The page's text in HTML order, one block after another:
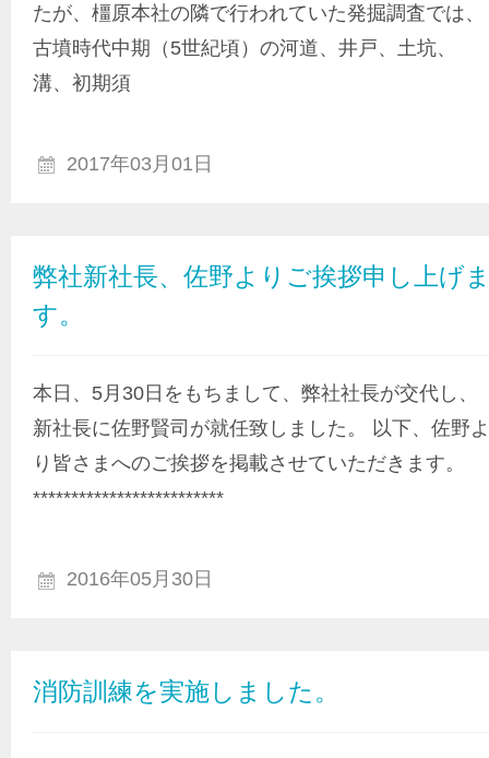
たが、橿原本社の隣で行われていた発掘調査では、
古墳時代中期（5世紀頃）の河道、井戸、土坑、
溝、初期須
2017年03月01日
弊社新社長、佐野よりご挨拶申し上げ
す。
本日、5月30日をもちまして、弊社社長が交代し、
新社長に佐野賢司が就任致しました。 以下、佐野よ
り皆さまへのご挨拶を掲載させていただきます。
*************************
2016年05月30日
消防訓練を実施しました。